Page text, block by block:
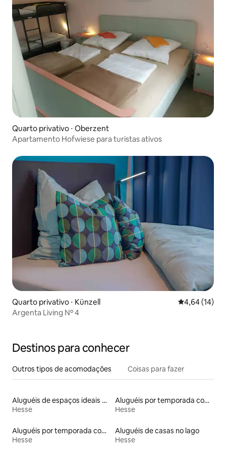
Quarto privativo ⋅ Oberzent
Apartamento Hofwiese para turistas ativos
Quarto privativo ⋅ Künzell 4,64 de uma
4,64 (14)
Argenta Living Nº 4
Destinos para conhecer
Outros tipos de acomodações Coisas para fazer
Aluguéis de espaços ideais para famílias
Hesse
Aluguéis por temporada com sauna
Hesse
Aluguéis por temporada com caiaque
Hesse
Aluguéis de casas no lago
Hesse